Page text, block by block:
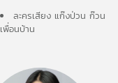
ละครเสียง แก๊งป่วน ก๊วน
เพื่อนบ้าน